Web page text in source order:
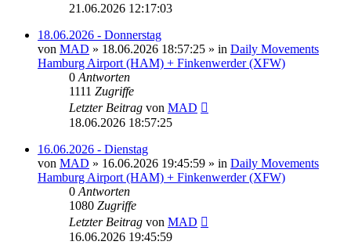
21.06.2026 12:17:03
18.06.2026 - Donnerstag
von MAD » 18.06.2026 18:57:25 » in Daily Movements
Hamburg Airport (HAM) + Finkenwerder (XFW)
0 Antworten
1111 Zugriffe
Letzter Beitrag von MAD
18.06.2026 18:57:25
16.06.2026 - Dienstag
von MAD » 16.06.2026 19:45:59 » in Daily Movements
Hamburg Airport (HAM) + Finkenwerder (XFW)
0 Antworten
1080 Zugriffe
Letzter Beitrag von MAD
16.06.2026 19:45:59